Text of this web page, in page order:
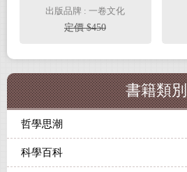
一次說清楚（劉仲敬．
通俗阿姨學02）
出版品牌 : 一卷文化
定價 $450
書籍類別
哲學思潮
科學百科